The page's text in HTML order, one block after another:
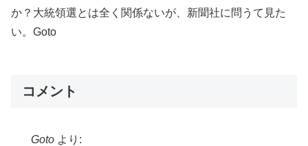
か？大統領選とは全く関係ないが、新聞社に問うて見た
い。Goto
コメント
Goto より: